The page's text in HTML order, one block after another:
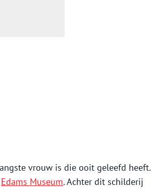
vrouw is die ooit geleefd heeft.
Edams Museum. Achter dit schilderij